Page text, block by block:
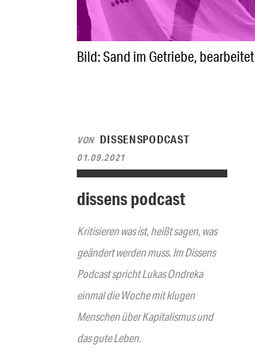
Bild: Sand im Getriebe, bearbeitet
VON DISSENSPODCAST
01.09.2021
dissens podcast
Kritisieren was ist, heißt sagen, was
geändert werden muss. Im Dissens
Podcast spricht Lukas Ondreka
einmal die Woche mit klugen
Menschen über Kapitalismus und
das gute Leben.